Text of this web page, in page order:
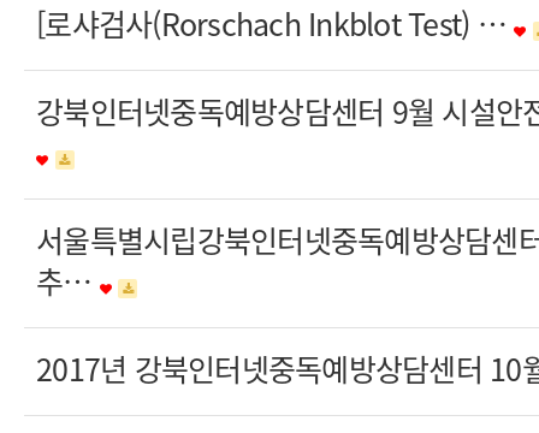
[로샤검사(Rorschach Inkblot Test) …
강북인터넷중독예방상담센터 9월 시설안
서울특별시립강북인터넷중독예방상담센
추…
2017년 강북인터넷중독예방상담센터 10